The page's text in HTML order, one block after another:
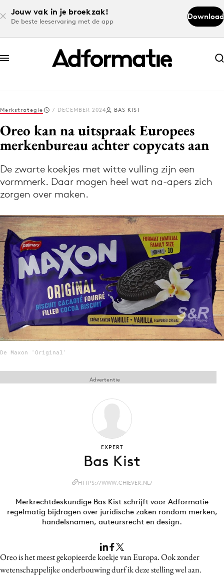
Jouw vak in je broekzak!
De beste leeservaring met de app
Download
Abonneer nu
Abonneer nu
Log in
Volg het laatste nieuws via de Adformatie
Nieuws app
Menu
Home
9 sept: GenAI-training
12 nov: MarketingLive!
Adverteren
Contentmarketing
Craft
Merkstrategie 7 DECEMBER 2024 BAS KIST
Oreo kan na uitspraak Europees
merkenbureau achter copycats aan
De zwarte koekjes met witte vulling zijn een
vormmerk. Daar mogen heel wat na-apers zich
zorgen over maken.
De Maxon 'Original'
Oreo is het meest gekopieerde koekje van Europa. Ook zonder
wetenschappelijke onderbouwing durf ik deze stelling wel aan.
Advertentie
EXPERT
Bas Kist
HTTPS://WWW.CHIEVER.NL/
Merkrechtdeskundige Bas Kist schrijft voor Adformatie
regelmatig bijdragen over juridische zaken rondom merken,
handelsnamen, auteursrecht en design.